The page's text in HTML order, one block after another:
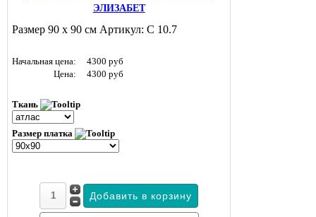
ЭЛИЗАБЕТ
Размер 90 х 90 см Артикул: С 10.7
Начальная цена:
4300 руб
Цена:
4300 руб
Ткань
Размер платка